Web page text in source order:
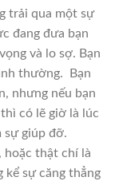
trải qua một sự
đang đưa bạn
và lo sợ. Bạn
thường. Bạn
nhưng nếu bạn
có lẽ giờ là lúc
sự giúp đỡ.
hoặc thật chí là
kể sự căng thẳng